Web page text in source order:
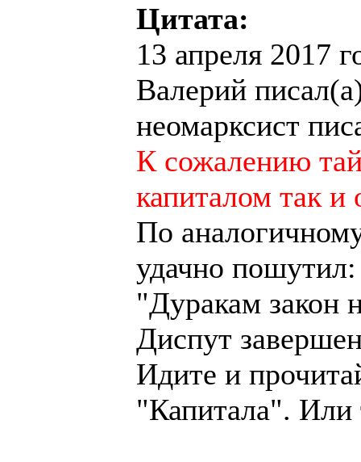
Цитата:
13 апреля 2017
Валерий
неомарксист
К сожалению
капиталом так и
По
удачно пошутил:
"Дуракам закон
Диспут
Идите и
"Капитала". Или